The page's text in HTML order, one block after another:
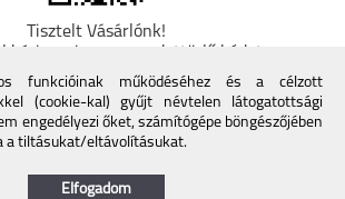
Tisztelt Vásárlónk!
kérje az ingyenes adattörlő kódot
biztonsága érdekében! A Kormány
a kereskedő minden tartós
vásárlásakor köteles ingyenes
biztosítani. További információk a
nmhh.hu/veglegestorles
funkcióinak működéséhez és a célzott
(cookie-kal) gyűjt névtelen látogatottsági
engedélyezi őket, számítógépe böngészőjében
a tiltásukat/eltávolításukat.
Elfogadom